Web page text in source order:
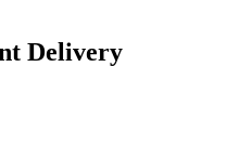
Delivery